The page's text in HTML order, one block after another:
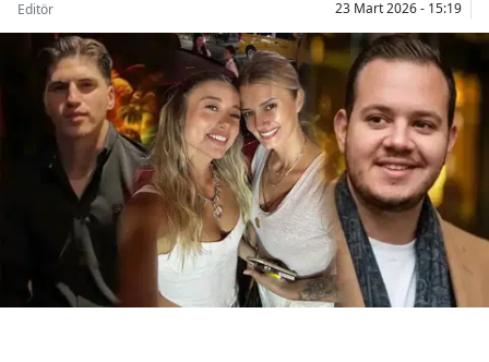
Bursa
Çanakkale
Çankırı
Çorum
Denizli
Diyarbakır
Edirne
Editör
23 Mart 2026 - 15:19